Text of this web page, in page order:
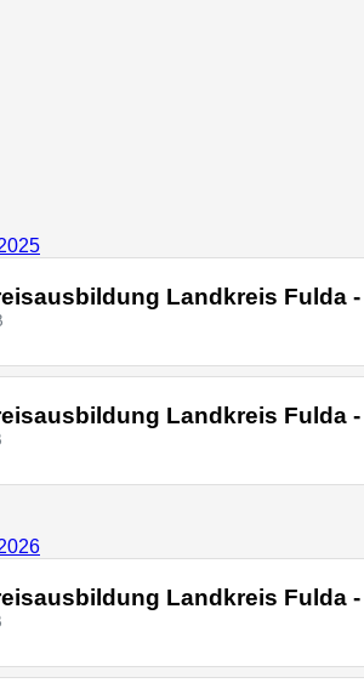
Landkreis Fulda
Landkreis Fulda -
Landkreis Fulda -